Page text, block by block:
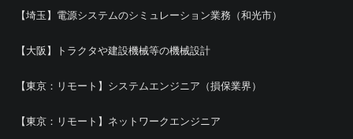
【埼玉】電源システムのシミュレーション業務（和光市）
【大阪】トラクタや建設機械等の機械設計
【東京：リモート】システムエンジニア（損保業界）
【東京：リモート】ネットワークエンジニア